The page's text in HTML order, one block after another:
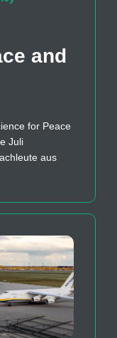
and
for Peace
Juli
aus